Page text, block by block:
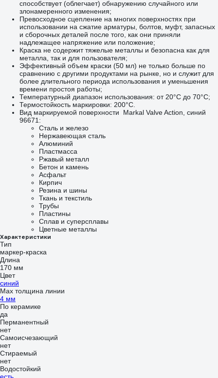
способствует (облегчает) обнаружению случайного или
злонамеренного изменения;
Превосходное сцепление на многих поверхностях при
использовании на сжатие арматуры, болтов, муфт, запасных
и сборочных деталей после того, как они приняли
надлежащее напряжение или положение;
Краска не содержит тяжелые металлы и безопасна как для
металла, так и для пользователя;
Эффективный объем краски (50 мл) не только больше по
сравнению с другими продуктами на рынке, но и служит для
более длительного периода использования и уменьшения
времени простоя работы;
Температурный диапазон использования: от 20°C до 70°C;
Термостойкость маркировки: 200°C.
Вид маркируемой поверхности Markal Valve Action, синий
96671:
Сталь и железо
Нержавеющая сталь
Алюминий
Пластмасса
Ржавый металл
Бетон и камень
Асфальт
Кирпич
Резина и шины
Ткань и текстиль
Трубы
Пластины
Сплав и суперсплавы
Цветные металлы
Характеристики
Тип
маркер-краска
Длина
170 мм
Цвет
синий
Мах толщина линии
4 мм
По керамике
да
Перманентный
нет
Самоисчезающий
нет
Стираемый
нет
Водостойкий